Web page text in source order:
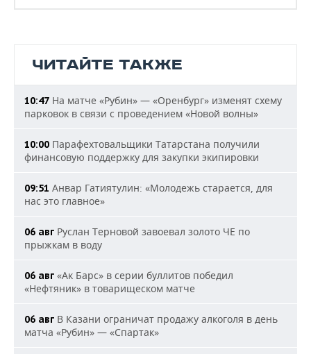
ЧИТАЙТЕ ТАКЖЕ
10:47 На матче «Рубин» — «Оренбург» изменят схему
парковок в связи с проведением «Новой волны»
10:00 Парафехтовальщики Татарстана получили
финансовую поддержку для закупки экипировки
09:51 Анвар Гатиятулин: «Молодежь старается, для
нас это главное»
06 авг Руслан Терновой завоевал золото ЧЕ по
прыжкам в воду
06 авг «Ак Барс» в серии буллитов победил
«Нефтяник» в товарищеском матче
06 авг В Казани ограничат продажу алкоголя в день
матча «Рубин» — «Спартак»